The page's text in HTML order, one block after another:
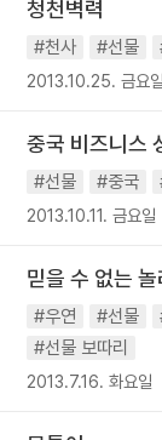
청천벽력
#천사 #선물
2013.10.25. 금요일
중국 비즈니스
#선물 #중국
2013.10.11. 금요일
믿을 수 없는
#우연 #선물
#선물 보따리
2013.7.16. 화요일